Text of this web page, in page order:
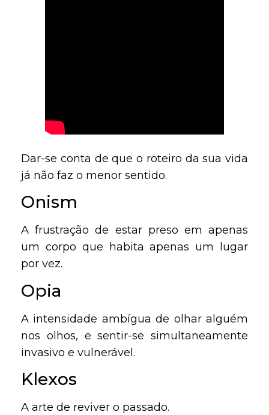
Dar-se conta de que o roteiro da sua vida
já não faz o menor sentido.
Onism
A frustração de estar preso em apenas
um corpo que habita apenas um lugar
por vez.
Opia
A intensidade ambígua de olhar alguém
nos olhos, e sentir-se simultaneamente
invasivo e vulnerável.
Klexos
A arte de reviver o passado.